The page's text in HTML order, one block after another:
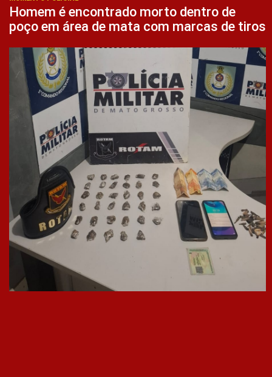
Homem é encontrado morto dentro de
poço em área de mata com marcas de tiros